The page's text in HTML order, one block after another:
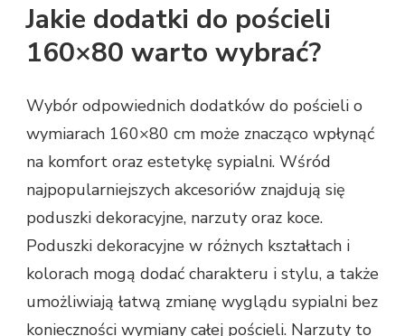
Jakie dodatki do pościeli
160×80 warto wybrać?
Wybór odpowiednich dodatków do pościeli o
wymiarach 160×80 cm może znacząco wpłynąć
na komfort oraz estetykę sypialni. Wśród
najpopularniejszych akcesoriów znajdują się
poduszki dekoracyjne, narzuty oraz koce.
Poduszki dekoracyjne w różnych kształtach i
kolorach mogą dodać charakteru i stylu, a także
umożliwiają łatwą zmianę wyglądu sypialni bez
konieczności wymiany całej pościeli. Narzuty to